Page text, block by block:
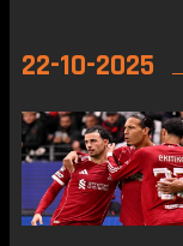
22-10-2025